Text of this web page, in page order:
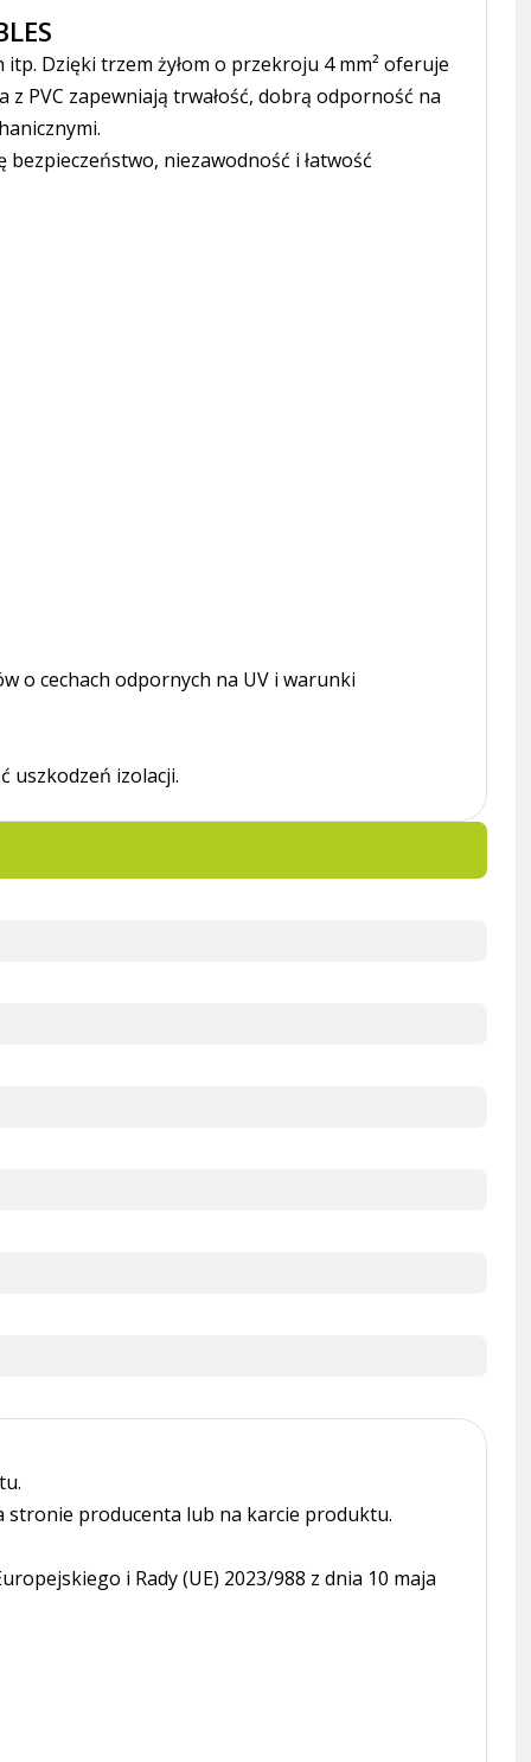
Dzięki trzem żyłom o przekroju 4 mm² oferuje
PVC zapewniają trwałość, dobrą odporność na
niezawodność i łatwość
o cechach odpornych na UV i warunki
uszkodzeń izolacji.
stronie producenta lub na karcie produktu.
i Rady (UE) 2023/988 z dnia 10 maja